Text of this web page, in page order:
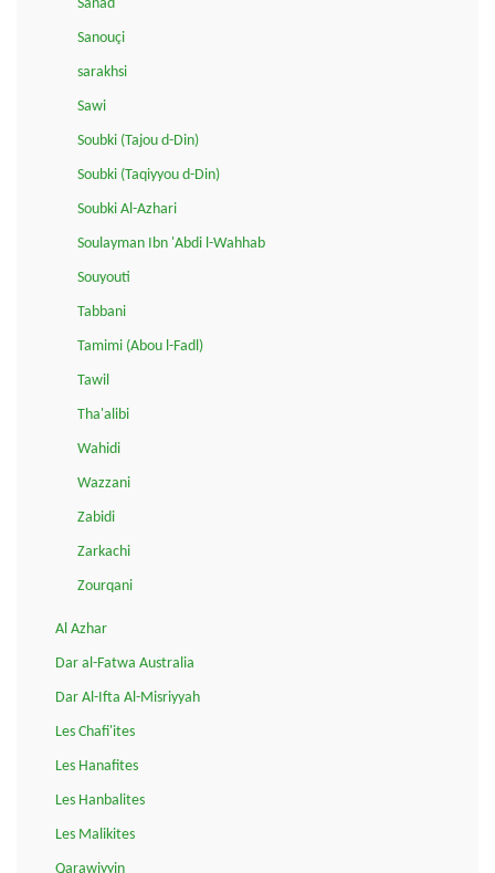
Sanad
Sanouçi
sarakhsi
Sawi
Soubki (Tajou d-Din)
Soubki (Taqiyyou d-Din)
Soubki Al-Azhari
Soulayman Ibn 'Abdi l-Wahhab
Souyouti
Tabbani
Tamimi (Abou l-Fadl)
Tawil
Tha'alibi
Wahidi
Wazzani
Zabidi
Zarkachi
Zourqani
Al Azhar
Dar al-Fatwa Australia
Dar Al-Ifta Al-Misriyyah
Les Chafi'ites
Les Hanafites
Les Hanbalites
Les Malikites
Qarawiyyin